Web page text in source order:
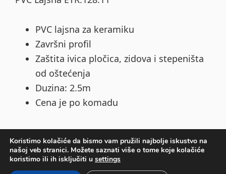
PVC lajsna za keramiku
Završni profil
Zaštita ivica pločica, zidova i stepeništa
od oštećenja
Duzina: 2.5m
Cena je po komadu
Primary
COPYRIGHT © 2026 ·DEVKIT PARALLAXON
Koristimo kolačiće da bismo vam pružili najbolje iskustvo na
našoj veb stranici. Možete saznati više o tome koje kolačiće
koristimo ili ih isključiti u settings